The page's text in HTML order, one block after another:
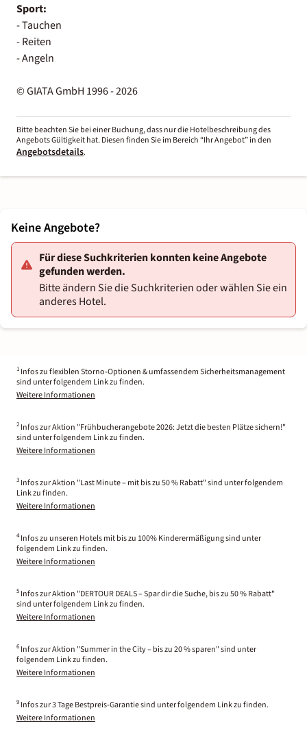
Sport:
- Tauchen
- Reiten
- Angeln
© GIATA GmbH 1996 - 2026
Bitte beachten Sie bei einer Buchung, dass nur die Hotelbeschreibung des
Angebots Gültigkeit hat. Diesen finden Sie im Bereich “Ihr Angebot” in den
Angebotsdetails.
Keine Angebote?
Für diese Suchkriterien konnten keine Angebote
gefunden werden.
Bitte ändern Sie die Suchkriterien oder wählen Sie ein
anderes Hotel.
1 Infos zu flexiblen Storno-Optionen & umfassendem Sicherheitsmanagement
sind unter folgendem Link zu finden.
Weitere Informationen
2 Infos zur Aktion "Frühbucherangebote 2026: Jetzt die besten Plätze sichern!"
sind unter folgendem Link zu finden.
Weitere Informationen
3 Infos zur Aktion "Last Minute – mit bis zu 50 % Rabatt" sind unter folgendem
Link zu finden.
Weitere Informationen
4 Infos zu unseren Hotels mit bis zu 100% Kinderermäßigung sind unter
folgendem Link zu finden.
Weitere Informationen
5 Infos zur Aktion "DERTOUR DEALS – Spar dir die Suche, bis zu 50 % Rabatt"
sind unter folgendem Link zu finden.
Weitere Informationen
6 Infos zur Aktion "Summer in the City – bis zu 20 % sparen" sind unter
folgendem Link zu finden.
Weitere Informationen
9 Infos zur 3 Tage Bestpreis-Garantie sind unter folgendem Link zu finden.
Weitere Informationen